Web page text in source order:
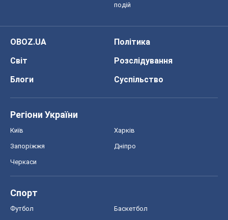
подій
OBOZ.UA
Політика
Світ
Розслідування
Блоги
Суспільство
Регіони України
Київ Харків
Запоріжжя Дніпро
Черкаси
Спорт
Футбол Баскетбол